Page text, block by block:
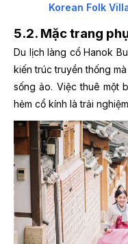
Korean Folk
5.2. Mặc trang
Du lịch làng cổ Hanok
kiến trúc truyền thống
sống ảo. Việc thuê một
hẻm cổ kính là trải